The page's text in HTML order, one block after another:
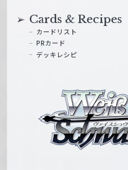
ス
Cards & Recipes
カードリスト
PRカード
デッキレシピ